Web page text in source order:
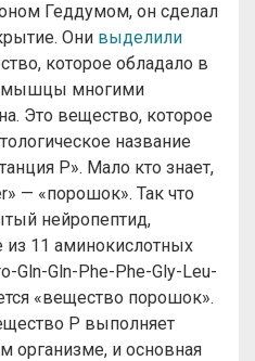
Геддумом, он сделал
Они выделили
которое обладало в
мышцы многими
Это вещество, которое
название
P». Мало кто знает,
— «порошок». Так что
нейропептид,
из 11 аминокислотных
Gln-Gln-Phe-Phe-Gly-Leu-
«вещество порошок».
Р выполняет
организме, и основная